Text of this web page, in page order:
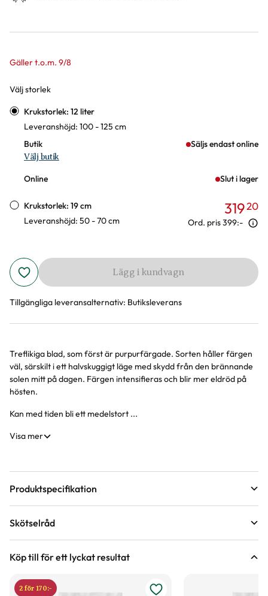
Gäller t.o.m. 9/8
Välj storlek
Varianter
Krukstorlek: 12 liter
Leveranshöjd: 100 - 125 cm
Butik
Säljs endast online
Välj butik
Online Slut i lager
Krukstorlek: 19 cm
Leveranshöjd: 50 - 70 cm
31920
Ord. pris399:-
Lägg i kundvagn
Tillgängliga leveransalternativ: Butiksleverans
Produktinformation
Treflikiga blad, som först är purpurfärgade. Sorten håller färgen
väl, särskilt i ett halvskuggigt läge med skydd från den brännande
solen mitt på dagen. Färgen intensifieras och blir mer eldröd på
hösten.
Kan med tiden bli ett medelstort ...
Visa mer
Produktspecifikation
Krukstorlek
Hur vi mäter leveranshöjd på växter
Förväntad sluthöjd Höjd på trädgårdsväxter
Skötselråd
Läge Sol till halvskugga
Odlingszon 1 - 3 Vad är odlingszon?
Köp till för ett lyckat resultat
2 för 170:-